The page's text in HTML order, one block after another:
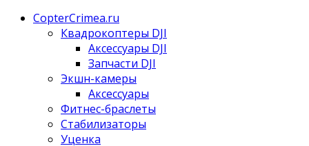
CopterCrimea.ru
Квадрокоптеры DJI
Аксессуары DJI
Запчасти DJI
Экшн-камеры
Аксессуары
Фитнес-браслеты
Стабилизаторы
Уценка